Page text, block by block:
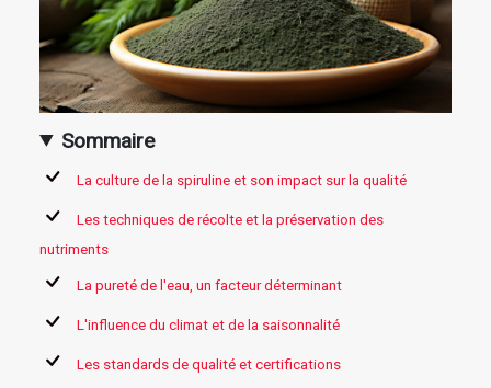
Sommaire
La culture de la spiruline et son impact sur la qualité
Les techniques de récolte et la préservation des
nutriments
La pureté de l'eau, un facteur déterminant
L'influence du climat et de la saisonnalité
Les standards de qualité et certifications